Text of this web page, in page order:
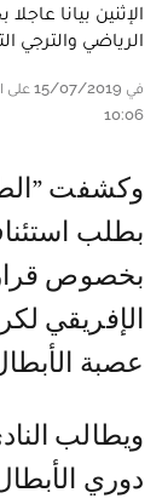
الإثنين بيانا
الرياضي والترجي
10:06
وكشفت ”الطاس“ عبر بلاغ لها، أنها توصلت
بطلب
بخصوص قرار
الإفريقي
عصبة
ويطالب
دوري